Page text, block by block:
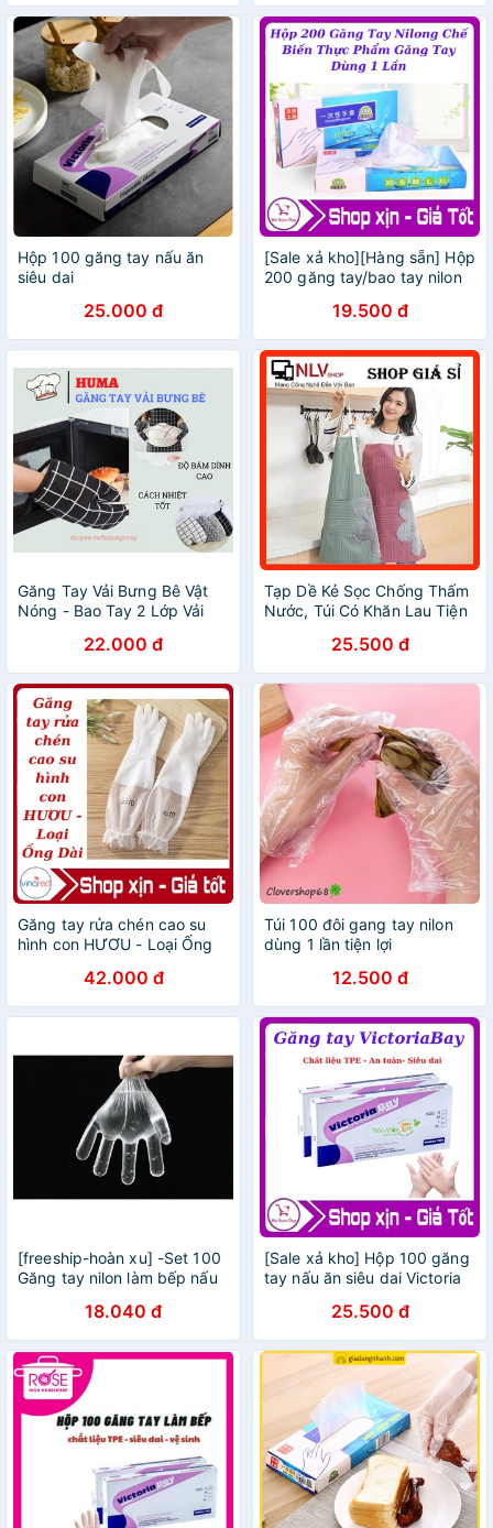
Hộp 100 găng tay nấu ăn
siêu dai
25.000 đ
[Sale xả kho][Hàng sẵn] Hộp
200 găng tay/bao tay nilon
19.500 đ
Găng Tay Vải Bưng Bê Vật
Nóng - Bao Tay 2 Lớp Vải
Nồi, Nướng Bánh
22.000 đ
Tạp Dề Kẻ Sọc Chống Thấm
Nước, Túi Có Khăn Lau Tiện
25.500 đ
Găng tay rửa chén cao su
hình con HƯƠU - Loại Ống
42.000 đ
Túi 100 đôi gang tay nilon
dùng 1 lần tiện lợi
12.500 đ
[freeship-hoàn xu] -Set 100
Găng tay nilon làm bếp nấu
18.040 đ
[Sale xả kho] Hộp 100 găng
tay nấu ăn siêu dai Victoria
25.500 đ